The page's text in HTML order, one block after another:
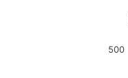
500